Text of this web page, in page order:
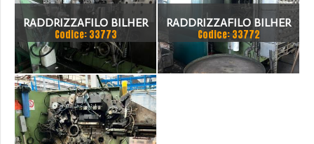
RADDRIZZAFILO BILHER
Codice: 33773
RADDRIZZAFILO BILHER
GRM 80
Codice: 33772